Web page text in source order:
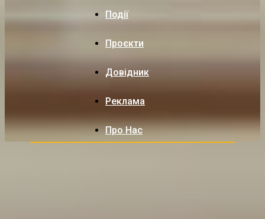
Події
Проєкти
Довідник
Реклама
Про Нас